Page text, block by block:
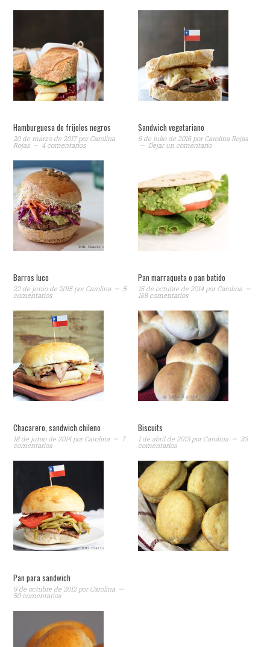
Hamburguesa de frijoles negros
20 de marzo de 2017porCarolina
Rojas 4 comentarios
Sandwich vegetariano
6 de julio de 2016porCarolina Rojas
Dejar un comentario
Barros luco
22 de junio de 2015porCarolina 5
comentarios
Pan marraqueta o pan batido
15 de octubre de 2014porCarolina
168 comentarios
Chacarero, sandwich chileno
18 de junio de 2014porCarolina 7
comentarios
Biscuits
1 de abril de 2013porCarolina 33
comentarios
Pan para sandwich
9 de octubre de 2012porCarolina
50 comentarios